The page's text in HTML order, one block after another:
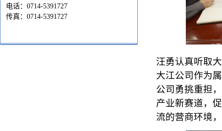
汪勇认真听取
大江公司作为
公司勇挑重担
产业新赛道，
流的营商环境
电话：0714-5391727
传真：0714-5391727